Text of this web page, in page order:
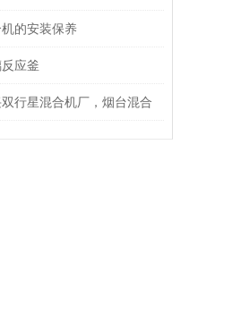
的安装保养
应釜
行星混合机厂，烟台混合